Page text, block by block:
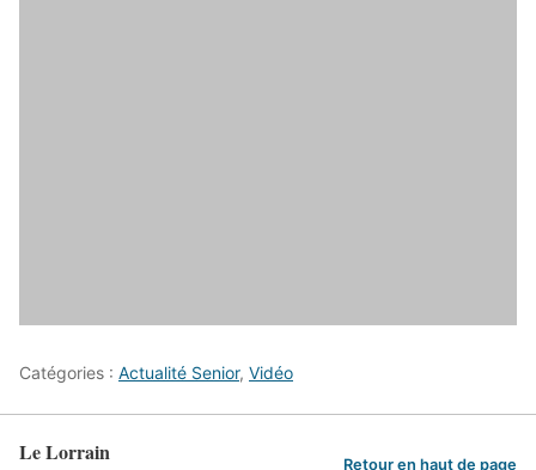
Catégories : Actualité Senior, Vidéo
Le Lorrain Retour en haut de page